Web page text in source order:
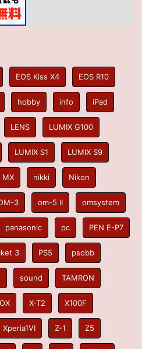
EOS Kiss X4 EOS R10
hobby info iPad
LENS LUMIX G100
LUMIX S1 LUMIX S9
MX nikki Nikon
3 om-5 II omsystem
panasonic pc PEN E-P7
3 PS5 psobb
sound TAMRON
X-T2 X100F
Xperia1VI Z-1 Z5